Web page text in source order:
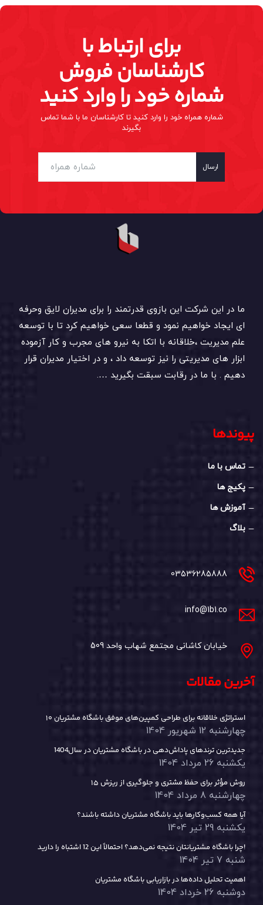
برای ارتباط با
کارشناسان فروش
شماره خود را وارد کنید
شماره همراه خود را وارد کنید تا کارشناسان ما با شما تماس
بگیرند
ارسال
ما در این شرکت این بازوی قدرتمند را برای مدیران لایق وحرفه
ای ایجاد خواهیم نمود و قطعا سعی خواهیم کرد تا با توسعه
علم مدیریت ،خلاقانه با اتکا به نیرو های مجرب و کار آزموده
ابزار های مدیریتی را نیز توسعه داد ، و در اختیار مدیران قرار
دهیم . با ما در رقابت سبقت بگیرید ….
پیوندها
تماس با ما
پکیج ها
آموزش ها
بلاگ
03536285888
info@1b1.co
خیابان کاشانی مجتمع شهاب واحد 509
آخرین مقالات
۱۰ استراتژی خلاقانه برای طراحی کمپین‌های موفق باشگاه مشتریان
چهارشنبه 12 شهریور 1404
جدیدترین ترندهای پاداش‌دهی در باشگاه مشتریان در سال1404
یکشنبه 26 مرداد 1404
۱۵ روش مؤثر برای حفظ مشتری و جلوگیری از ریزش
چهارشنبه 8 مرداد 1404
آیا همه کسب‌وکارها باید باشگاه مشتریان داشته باشند؟
یکشنبه 29 تیر 1404
چرا باشگاه مشتریانتان نتیجه نمی‌دهد؟ احتمالاً این 12 اشتباه را دارید!
شنبه 7 تیر 1404
اهمیت تحلیل داده‌ها در بازاریابی باشگاه مشتریان
دوشنبه 26 خرداد 1404